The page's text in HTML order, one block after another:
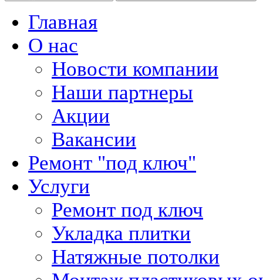
Главная
О нас
Новости компании
Наши партнеры
Акции
Вакансии
Ремонт "под ключ"
Услуги
Ремонт под ключ
Укладка плитки
Натяжные потолки